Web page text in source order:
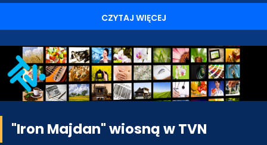
CZYTAJ WIĘCEJ
"Iron Majdan" wiosną w TVN